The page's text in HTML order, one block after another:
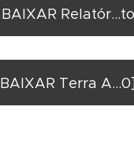
BAIXAR
BAIXAR Terra